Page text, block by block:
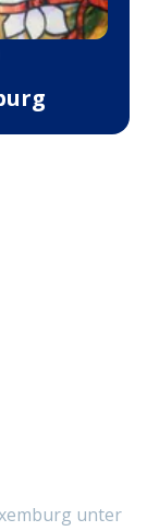
unter